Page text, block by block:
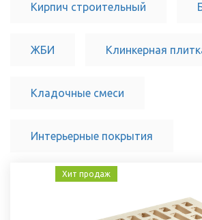
Кирпич строительный
ЖБИ Клинкерная
Кладочные смеси
Интерьерные покрытия
Хит продаж